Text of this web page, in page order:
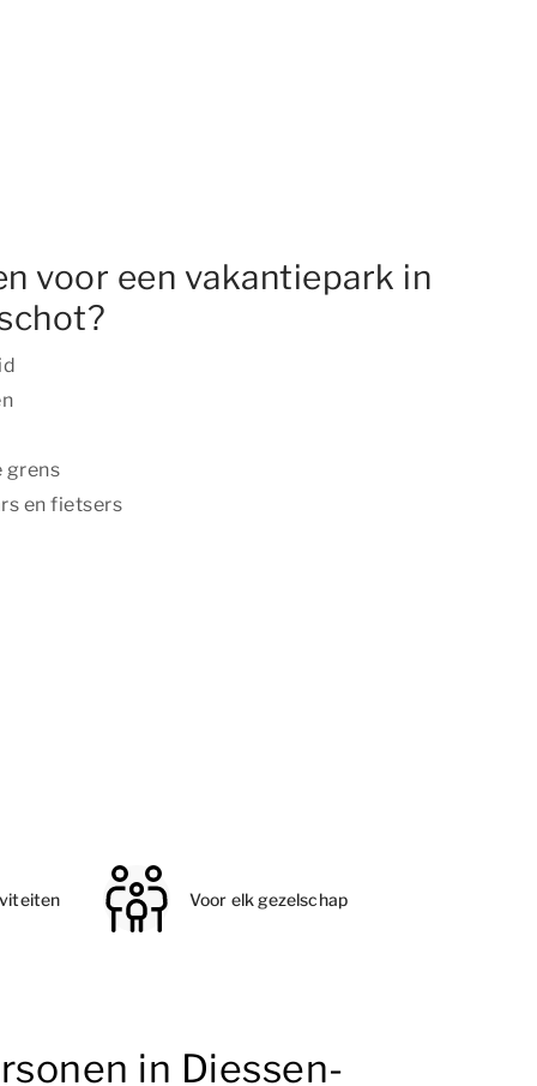
voor een vakantiepark in
grens
en fietsers
Voor elk gezelschap
in Diessen-